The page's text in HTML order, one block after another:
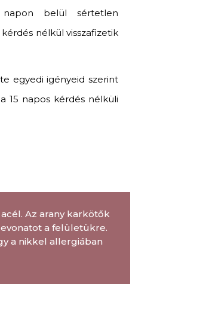
belül sértetlen
nélkül visszafizetik
egyedi igényeid szerint
15 napos kérdés nélküli
Az arany karkötők
a felületükre.
a nikkel allergiában